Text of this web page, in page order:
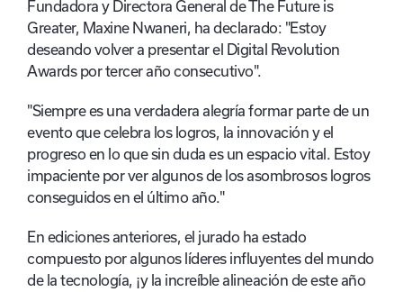
Fundadora y Directora General de The Future is
Greater, Maxine Nwaneri, ha declarado: "Estoy
deseando volver a presentar el Digital Revolution
Awards por tercer año consecutivo".
"Siempre es una verdadera alegría formar parte de un
evento que celebra los logros, la innovación y el
progreso en lo que sin duda es un espacio vital. Estoy
impaciente por ver algunos de los asombrosos logros
conseguidos en el último año."
En ediciones anteriores, el jurado ha estado
compuesto por algunos líderes influyentes del mundo
de la tecnología, ¡y la increíble alineación de este año